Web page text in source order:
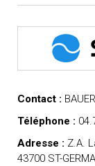
Contact :
Téléphone :
Adresse : Z.A.
43700 ST-